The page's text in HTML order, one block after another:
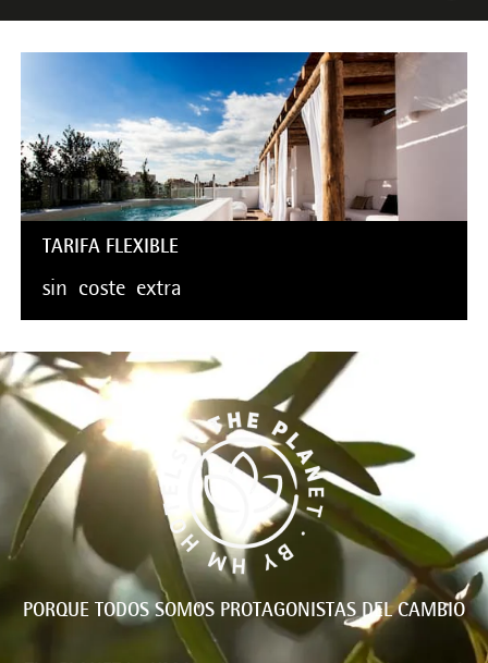
TARIFA FLEXIBLE
sin coste extra
PORQUE TODOS SOMOS PROTAGONISTAS DEL CAMBIO